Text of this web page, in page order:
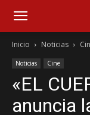
Inicio Noticias
Noticias Cine
«EL
anuncia